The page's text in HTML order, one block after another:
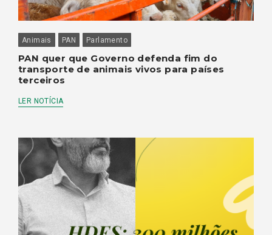
Animais PAN Parlamento
PAN quer que Governo defenda fim do
transporte de animais vivos para países
terceiros
LER NOTÍCIA